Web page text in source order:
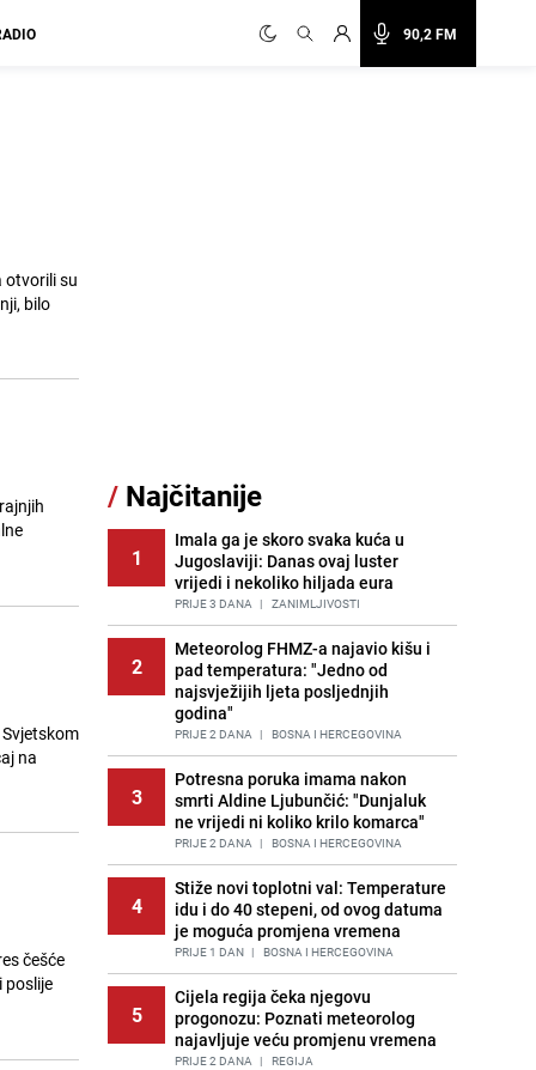
90,2 FM
otvorili su
bilo
na
češće
poslije
/ Najčitanije
1
Imala ga je skoro svaka kuća u
Jugoslaviji: Danas ovaj luster
vrijedi i nekoliko hiljada eura
PRIJE 3 DANA | ZANIMLJIVOSTI
2
Meteorolog FHMZ-a najavio kišu i
pad temperatura: "Jedno od
najsvježijih ljeta posljednjih
godina"
PRIJE 2 DANA | BOSNA I HERCEGOVINA
3
Potresna poruka imama nakon
smrti Aldine Ljubunčić: "Dunjaluk
ne vrijedi ni koliko krilo komarca"
PRIJE 2 DANA | BOSNA I HERCEGOVINA
4
Stiže novi toplotni val: Temperature
idu i do 40 stepeni, od ovog datuma
je moguća promjena vremena
PRIJE 1 DAN | BOSNA I HERCEGOVINA
5
Cijela regija čeka njegovu
progonozu: Poznati meteorolog
najavljuje veću promjenu vremena
PRIJE 2 DANA | REGIJA